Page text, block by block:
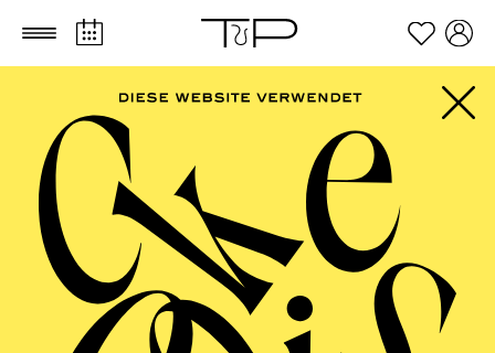
Zum Hauptinhalt springen Zum Footer springen
ESSENER
PHILHARMONIKER